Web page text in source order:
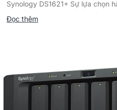
Synology DS1621+ Sự lựa chọn
Đọc thêm